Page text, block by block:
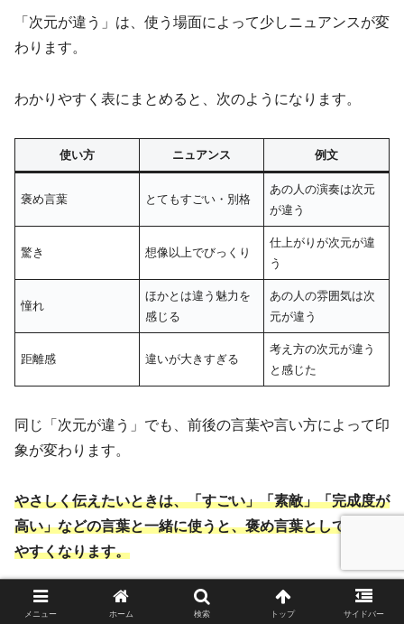
「次元が違う」は、使う場面によって少しニュアンスが変
わります。
わかりやすく表にまとめると、次のようになります。
使い方 ニュアンス 例文
褒め言葉 とてもすごい・別格
あの人の演奏は次元
が違う
驚き 想像以上でびっくり
仕上がりが次元が違
う
憧れ
ほかとは違う魅力を
感じる
あの人の雰囲気は次
元が違う
距離感 違いが大きすぎる
考え方の次元が違う
と感じた
同じ「次元が違う」でも、前後の言葉や言い方によって印
象が変わります。
やさしく伝えたいときは、「すごい」「素敵」「完成度が
高い」などの言葉と一緒に使うと、褒め言葉として伝わり
やすくなります。
メニュー ホーム 検索 トップ サイドバー